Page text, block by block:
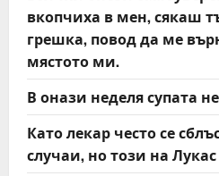
вкопчиха в мен, сякаш
грешка, повод да ме
мястото ми.
В онази неделя супата
Като лекар често се
случаи, но този на